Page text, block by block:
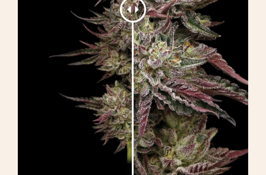
Chasse au phéno
Préserver le patrimoine génétique des
Caraïbes